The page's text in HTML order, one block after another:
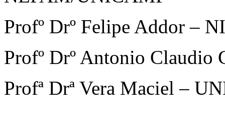
Profº Drº Felipe Addor –
Profº Drº Antonio Claudio
Profª Drª Vera Maciel –